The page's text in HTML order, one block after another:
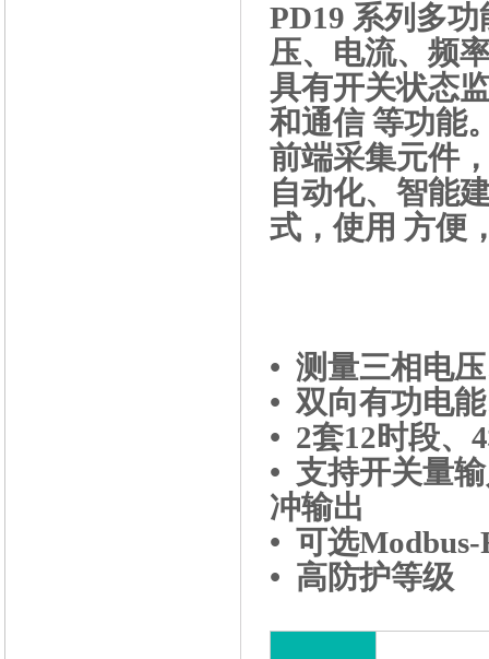
PD19 系列多
压、电流、频
具有开关状态
和通信 等功能
前端采集元件
自动化、智能
式，使用 方便
• 测量三相电
• 双向有功电
• 2套12时段、
• 支持开关量
冲输出
• 可选
• 高防护等级